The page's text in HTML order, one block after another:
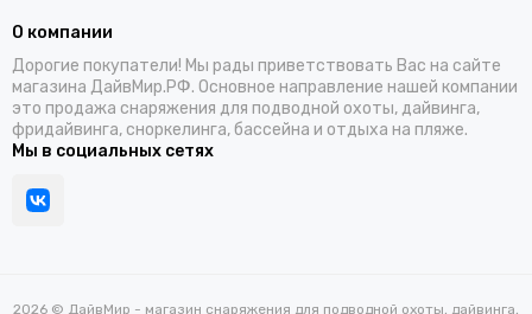
О компании
Дорогие покупатели! Мы рады приветствовать Вас на сайте
магазина ДайвМир.РФ. Основное направление нашей компании
это продажа снаряжения для подводной охоты, дайвинга,
фридайвинга, сноркелинга, бассейна и отдыха на пляже.
Мы в социальных сетях
2026 © ДайвМир - магазин снаряжения для подводной охоты, дайвинга,